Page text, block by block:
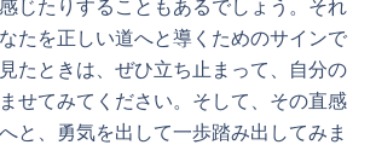
じたりすることもあるでしょう。それ
たを正しい道へと導くためのサインで
たときは、ぜひ立ち止まって、自分の
せてみてください。そして、その直感
と、勇気を出して一歩踏み出してみま